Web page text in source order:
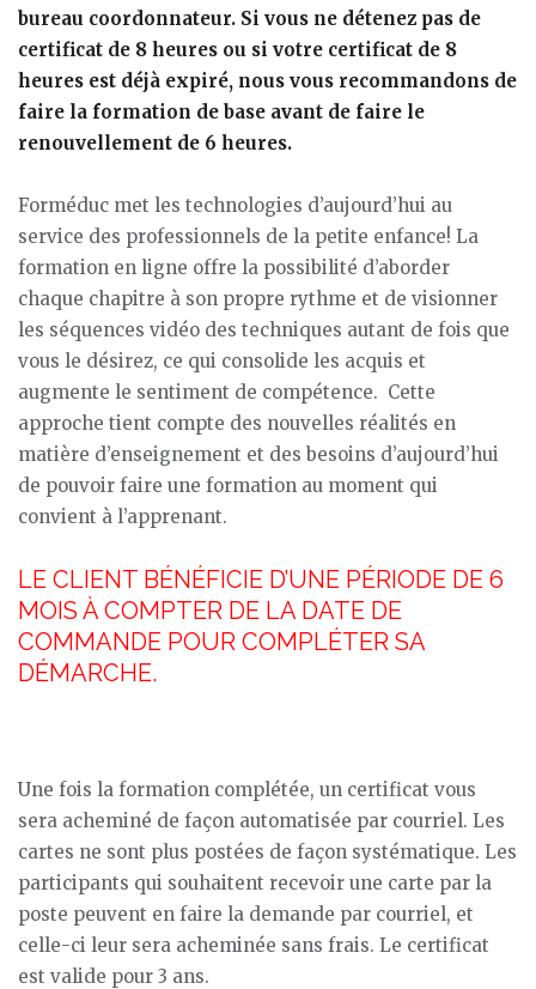
bureau coordonnateur. Si vous ne détenez pas de
certificat de 8 heures ou si votre certificat de 8
heures est déjà expiré, nous vous recommandons de
faire la formation de base avant de faire le
renouvellement de 6 heures.
Forméduc met les technologies d’aujourd’hui au
service des professionnels de la petite enfance! La
formation en ligne offre la possibilité d’aborder
chaque chapitre à son propre rythme et de visionner
les séquences vidéo des techniques autant de fois que
vous le désirez, ce qui consolide les acquis et
augmente le sentiment de compétence. Cette
approche tient compte des nouvelles réalités en
matière d’enseignement et des besoins d’aujourd’hui
de pouvoir faire une formation au moment qui
convient à l’apprenant.
LE CLIENT BÉNÉFICIE D’UNE PÉRIODE DE 6
MOIS À COMPTER DE LA DATE DE
COMMANDE POUR COMPLÉTER SA
DÉMARCHE.
Une fois la formation complétée, un certificat vous
sera acheminé de façon automatisée par courriel. Les
cartes ne sont plus postées de façon systématique. Les
participants qui souhaitent recevoir une carte par la
poste peuvent en faire la demande par courriel, et
celle-ci leur sera acheminée sans frais. Le certificat
est valide pour 3 ans.